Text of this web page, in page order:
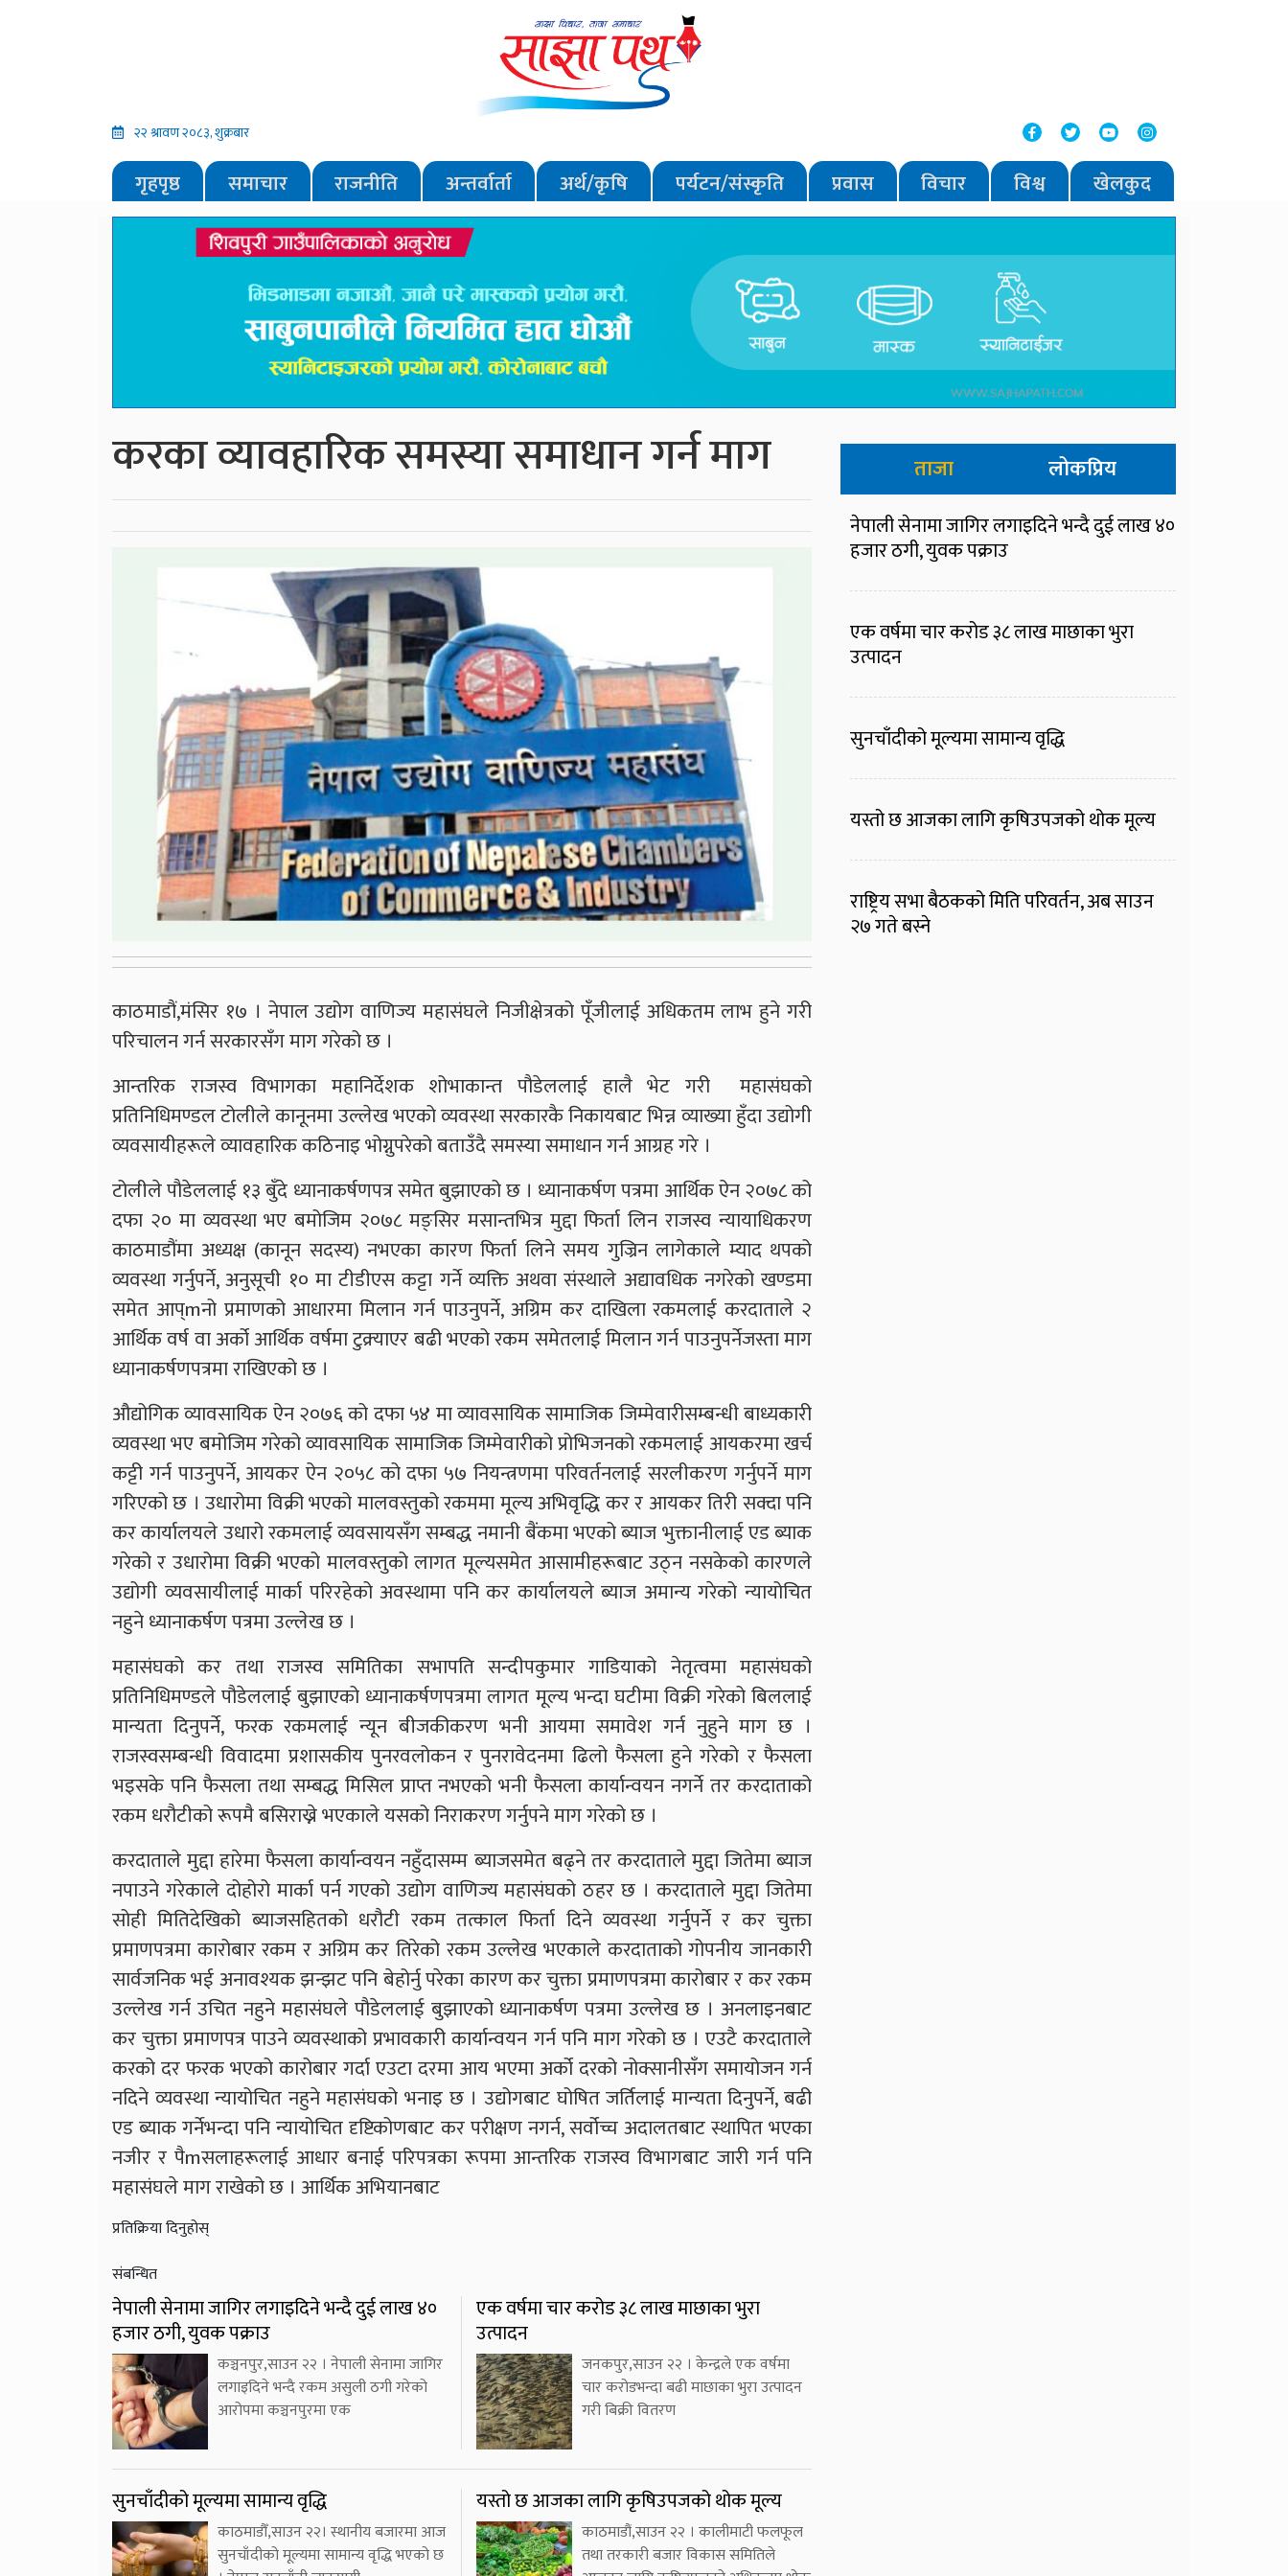
२२ श्रावण २०८३, शुक्रबार
गृहपृष्ठ समाचार राजनीति अन्तर्वार्ता अर्थ/कृषि पर्यटन/संस्कृति प्रवास विचार विश्व खेलकुद
करका व्यावहारिक समस्या समाधान गर्न माग
काठमाडौं,मंसिर १७ । नेपाल उद्योग वाणिज्य महासंघले निजीक्षेत्रको पूँजीलाई अधिकतम लाभ हुने गरी
परिचालन गर्न सरकारसँग माग गरेको छ ।
आन्तरिक राजस्व विभागका महानिर्देशक शोभाकान्त पौडेललाई हालै भेट गरी महासंघको
प्रतिनिधिमण्डल टोलीले कानूनमा उल्लेख भएको व्यवस्था सरकारकै निकायबाट भिन्न व्याख्या हुँदा उद्योगी
व्यवसायीहरूले व्यावहारिक कठिनाइ भोग्नुपरेको बताउँदै समस्या समाधान गर्न आग्रह गरे ।
टोलीले पौडेललाई १३ बुँदे ध्यानाकर्षणपत्र समेत बुझाएको छ । ध्यानाकर्षण पत्रमा आर्थिक ऐन २०७८ को
दफा २० मा व्यवस्था भए बमोजिम २०७८ मङ्सिर मसान्तभित्र मुद्दा फिर्ता लिन राजस्व न्यायाधिकरण
काठमाडौंमा अध्यक्ष (कानून सदस्य) नभएका कारण फिर्ता लिने समय गुज्रिन लागेकाले म्याद थपको
व्यवस्था गर्नुपर्ने, अनुसूची १० मा टीडीएस कट्टा गर्ने व्यक्ति अथवा संस्थाले अद्यावधिक नगरेको खण्डमा
समेत आप्mनो प्रमाणको आधारमा मिलान गर्न पाउनुपर्ने, अग्रिम कर दाखिला रकमलाई करदाताले २
आर्थिक वर्ष वा अर्को आर्थिक वर्षमा टुक्र्याएर बढी भएको रकम समेतलाई मिलान गर्न पाउनुपर्नेजस्ता माग
ध्यानाकर्षणपत्रमा राखिएको छ ।
औद्योगिक व्यावसायिक ऐन २०७६ को दफा ५४ मा व्यावसायिक सामाजिक जिम्मेवारीसम्बन्धी बाध्यकारी
व्यवस्था भए बमोजिम गरेको व्यावसायिक सामाजिक जिम्मेवारीको प्रोभिजनको रकमलाई आयकरमा खर्च
कट्टी गर्न पाउनुपर्ने, आयकर ऐन २०५८ को दफा ५७ नियन्त्रणमा परिवर्तनलाई सरलीकरण गर्नुपर्ने माग
गरिएको छ । उधारोमा विक्री भएको मालवस्तुको रकममा मूल्य अभिवृद्धि कर र आयकर तिरी सक्दा पनि
कर कार्यालयले उधारो रकमलाई व्यवसायसँग सम्बद्ध नमानी बैंकमा भएको ब्याज भुक्तानीलाई एड ब्याक
गरेको र उधारोमा विक्री भएको मालवस्तुको लागत मूल्यसमेत आसामीहरूबाट उठ्न नसकेको कारणले
उद्योगी व्यवसायीलाई मार्का परिरहेको अवस्थामा पनि कर कार्यालयले ब्याज अमान्य गरेको न्यायोचित
नहुने ध्यानाकर्षण पत्रमा उल्लेख छ ।
महासंघको कर तथा राजस्व समितिका सभापति सन्दीपकुमार गाडियाको नेतृत्वमा महासंघको
प्रतिनिधिमण्डले पौडेललाई बुझाएको ध्यानाकर्षणपत्रमा लागत मूल्य भन्दा घटीमा विक्री गरेको बिललाई
मान्यता दिनुपर्ने, फरक रकमलाई न्यून बीजकीकरण भनी आयमा समावेश गर्न नुहुने माग छ ।
राजस्वसम्बन्धी विवादमा प्रशासकीय पुनरवलोकन र पुनरावेदनमा ढिलो फैसला हुने गरेको र फैसला
भइसके पनि फैसला तथा सम्बद्ध मिसिल प्राप्त नभएको भनी फैसला कार्यान्वयन नगर्ने तर करदाताको
रकम धरौटीको रूपमै बसिराख्ने भएकाले यसको निराकरण गर्नुपने माग गरेको छ ।
करदाताले मुद्दा हारेमा फैसला कार्यान्वयन नहुँदासम्म ब्याजसमेत बढ्ने तर करदाताले मुद्दा जितेमा ब्याज
नपाउने गरेकाले दोहोरो मार्का पर्न गएको उद्योग वाणिज्य महासंघको ठहर छ । करदाताले मुद्दा जितेमा
सोही मितिदेखिको ब्याजसहितको धरौटी रकम तत्काल फिर्ता दिने व्यवस्था गर्नुपर्ने र कर चुक्ता
प्रमाणपत्रमा कारोबार रकम र अग्रिम कर तिरेको रकम उल्लेख भएकाले करदाताको गोपनीय जानकारी
सार्वजनिक भई अनावश्यक झन्झट पनि बेहोर्नु परेका कारण कर चुक्ता प्रमाणपत्रमा कारोबार र कर रकम
उल्लेख गर्न उचित नहुने महासंघले पौडेललाई बुझाएको ध्यानाकर्षण पत्रमा उल्लेख छ । अनलाइनबाट
कर चुक्ता प्रमाणपत्र पाउने व्यवस्थाको प्रभावकारी कार्यान्वयन गर्न पनि माग गरेको छ । एउटै करदाताले
करको दर फरक भएको कारोबार गर्दा एउटा दरमा आय भएमा अर्को दरको नोक्सानीसँग समायोजन गर्न
नदिने व्यवस्था न्यायोचित नहुने महासंघको भनाइ छ । उद्योगबाट घोषित जर्तिलाई मान्यता दिनुपर्ने, बढी
एड ब्याक गर्नेभन्दा पनि न्यायोचित दृष्टिकोणबाट कर परीक्षण नगर्न, सर्वोच्च अदालतबाट स्थापित भएका
नजीर र पैmसलाहरूलाई आधार बनाई परिपत्रका रूपमा आन्तरिक राजस्व विभागबाट जारी गर्न पनि
महासंघले माग राखेको छ । आर्थिक अभियानबाट
प्रतिक्रिया दिनुहोस्
संबन्धित
नेपाली सेनामा जागिर लगाइदिने भन्दै दुई लाख ४०
हजार ठगी, युवक पक्राउ
कञ्चनपुर,साउन २२ । नेपाली सेनामा जागिर
लगाइदिने भन्दै रकम असुली ठगी गरेको
आरोपमा कञ्चनपुरमा एक
एक वर्षमा चार करोड ३८ लाख माछाका भुरा
उत्पादन
जनकपुर,साउन २२ । केन्द्रले एक वर्षमा
चार करोडभन्दा बढी माछाका भुरा उत्पादन
गरी बिक्री वितरण
सुनचाँदीको मूल्यमा सामान्य वृद्धि
काठमाडौँ,साउन २२। स्थानीय बजारमा आज
सुनचाँदीको मूल्यमा सामान्य वृद्धि भएको छ
यस्तो छ आजका लागि कृषिउपजको थोक मूल्य
काठमाडौं,साउन २२ । कालीमाटी फलफूल
तथा तरकारी बजार विकास समितिले
ताजा लोकप्रिय
नेपाली सेनामा जागिर लगाइदिने भन्दै दुई लाख ४०
हजार ठगी, युवक पक्राउ
एक वर्षमा चार करोड ३८ लाख माछाका भुरा
उत्पादन
सुनचाँदीको मूल्यमा सामान्य वृद्धि
यस्तो छ आजका लागि कृषिउपजको थोक मूल्य
राष्ट्रिय सभा बैठकको मिति परिवर्तन, अब साउन
२७ गते बस्ने